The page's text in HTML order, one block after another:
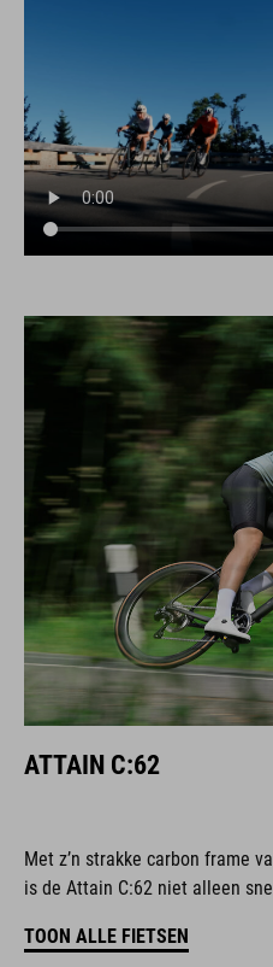
ATTAIN C:62
Met z’n strakke carbon frame
is de Attain C:62 niet alleen
TOON ALLE FIETSEN